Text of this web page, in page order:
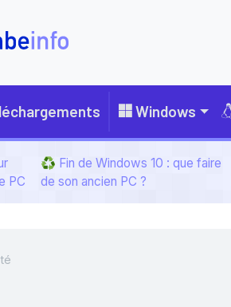
Windows
PC
♻️ Fin de Windows 10 : que faire
de son ancien PC ?